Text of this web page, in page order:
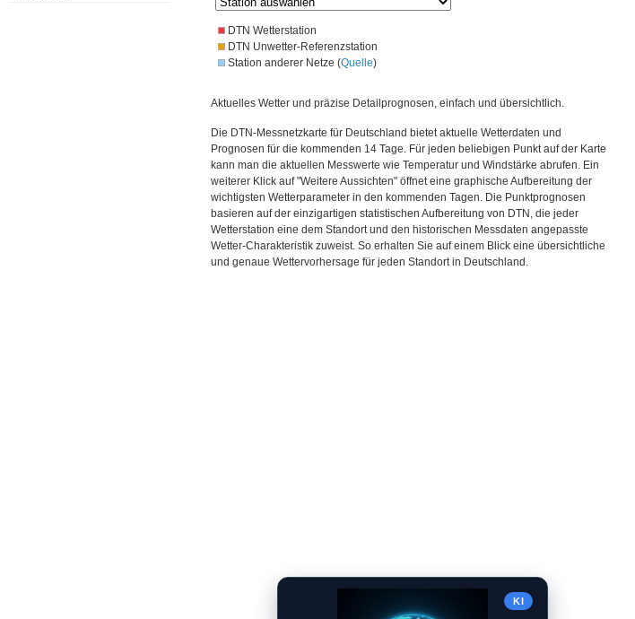
DTN Wetterstation
DTN Unwetter-Referenzstation
Station anderer Netze (Quelle)
Aktuelles Wetter und präzise Detailprognosen, einfach und übersichtlich.
Die DTN-Messnetzkarte für Deutschland bietet aktuelle Wetterdaten und
Prognosen für die kommenden 14 Tage. Für jeden beliebigen Punkt auf der Karte
kann man die aktuellen Messwerte wie Temperatur und Windstärke abrufen. Ein
weiterer Klick auf "Weitere Aussichten" öffnet eine graphische Aufbereitung der
wichtigsten Wetterparameter in den kommenden Tagen. Die Punktprognosen
basieren auf der einzigartigen statistischen Aufbereitung von DTN, die jeder
Wetterstation eine dem Standort und den historischen Messdaten angepasste
Wetter-Charakteristik zuweist. So erhalten Sie auf einem Blick eine übersichtliche
und genaue Wettervorhersage für jeden Standort in Deutschland.
KI